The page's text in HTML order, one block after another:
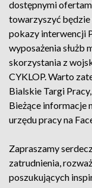
dostępnymi
towarzyszyć
pokazy interwencji
wyposażenia służb
skorzystania z
CYKLOP. Warto
Bialskie Targi
Bieżące informacje
urzędu pracy na
Zapraszamy
zatrudnienia,
poszukujących